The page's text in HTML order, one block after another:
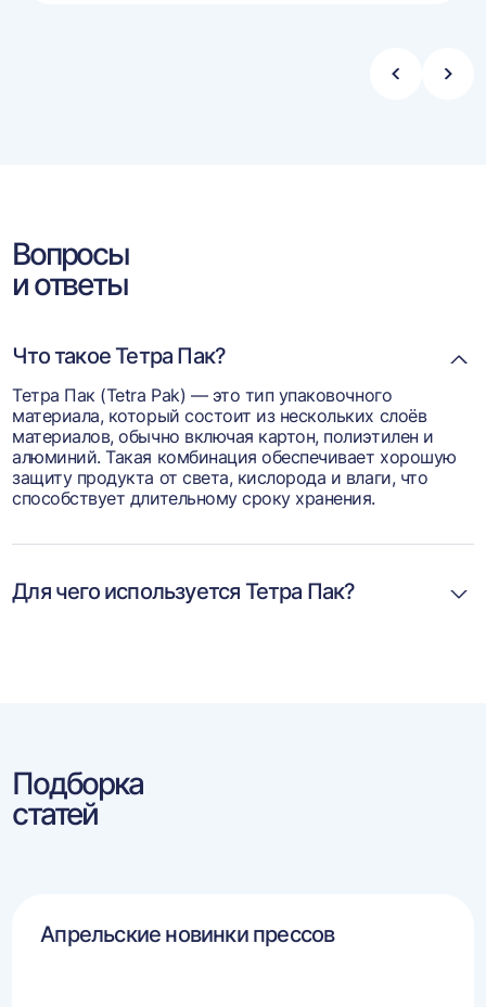
Стрелка
Вопросы
и ответы
Что такое Тетра Пак?
Тетра Пак (Tetra Pak) — это тип упаковочного
материала, который состоит из нескольких слоёв
материалов, обычно включая картон, полиэтилен и
алюминий. Такая комбинация обеспечивает хорошую
защиту продукта от света, кислорода и влаги, что
способствует длительному сроку хранения.
Для чего используется Тетра Пак?
Подборка
статей
Апрельские новинки прессов